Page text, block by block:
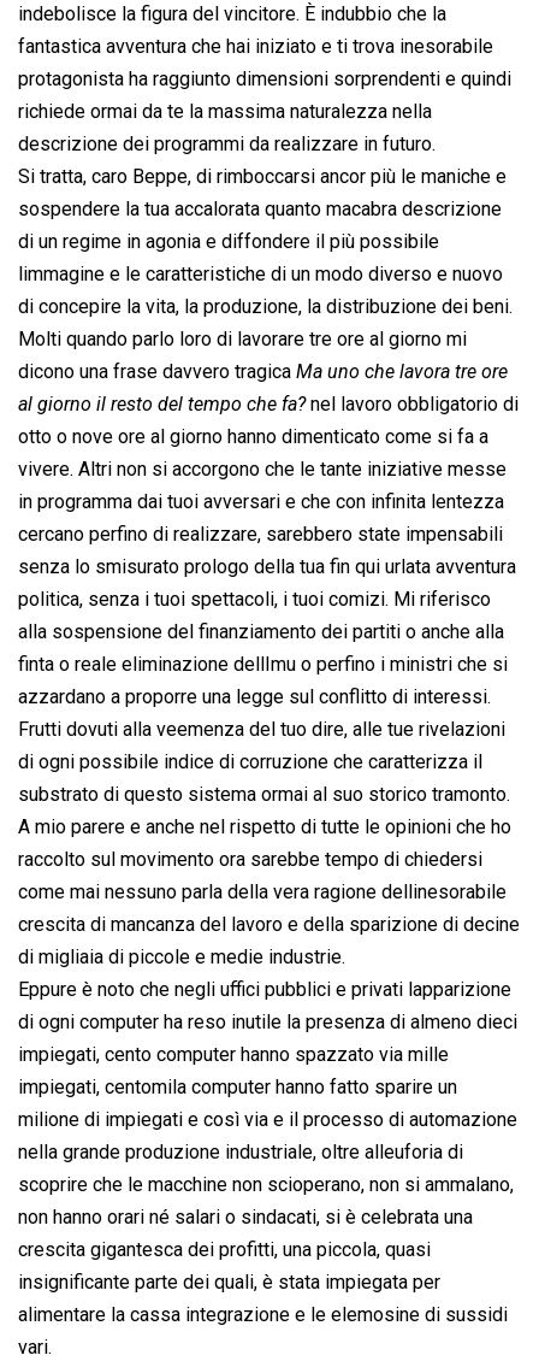
indebolisce la figura del vincitore. È indubbio che la
fantastica avventura che hai iniziato e ti trova inesorabile
protagonista ha raggiunto dimensioni sorprendenti e quindi
richiede ormai da te la massima naturalezza nella
descrizione dei programmi da realizzare in futuro.
Si tratta, caro Beppe, di rimboccarsi ancor più le maniche e
sospendere la tua accalorata quanto macabra descrizione
di un regime in agonia e diffondere il più possibile
limmagine e le caratteristiche di un modo diverso e nuovo
di concepire la vita, la produzione, la distribuzione dei beni.
Molti quando parlo loro di lavorare tre ore al giorno mi
dicono una frase davvero tragica  Ma uno che lavora tre ore
al giorno il resto del tempo che fa? nel lavoro obbligatorio di
otto o nove ore al giorno hanno dimenticato come si fa a
vivere. Altri non si accorgono che le tante iniziative messe
in programma dai tuoi avversari e che con infinita lentezza
cercano perfino di realizzare, sarebbero state impensabili
senza lo smisurato prologo della tua fin qui urlata avventura
politica, senza i tuoi spettacoli, i tuoi comizi. Mi riferisco
alla sospensione del finanziamento dei partiti o anche alla
finta o reale eliminazione dellImu o perfino i ministri che si
azzardano a proporre una legge sul conflitto di interessi.
Frutti dovuti alla veemenza del tuo dire, alle tue rivelazioni
di ogni possibile indice di corruzione che caratterizza il
substrato di questo sistema ormai al suo storico tramonto.
A mio parere e anche nel rispetto di tutte le opinioni che ho
raccolto sul movimento ora sarebbe tempo di chiedersi
come mai nessuno parla della vera ragione dellinesorabile
crescita di mancanza del lavoro e della sparizione di decine
di migliaia di piccole e medie industrie.
Eppure è noto che negli uffici pubblici e privati lapparizione
di ogni computer ha reso inutile la presenza di almeno dieci
impiegati, cento computer hanno spazzato via mille
impiegati, centomila computer hanno fatto sparire un
milione di impiegati e così via e il processo di automazione
nella grande produzione industriale, oltre alleuforia di
scoprire che le macchine non scioperano, non si ammalano,
non hanno orari né salari o sindacati, si è celebrata una
crescita gigantesca dei profitti, una piccola, quasi
insignificante parte dei quali, è stata impiegata per
alimentare la cassa integrazione e le elemosine di sussidi
vari.